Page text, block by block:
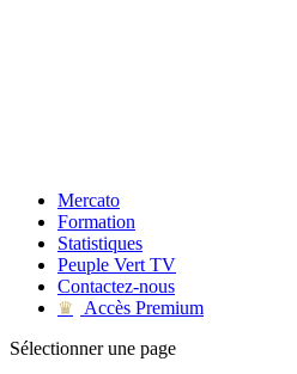
Mercato
Formation
Statistiques
Peuple Vert TV
Contactez-nous
♛
Accès Premium
Sélectionner une page